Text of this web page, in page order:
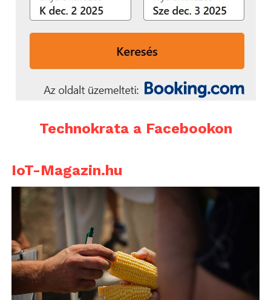
Technokrata a Facebookon
IoT-Magazin.hu